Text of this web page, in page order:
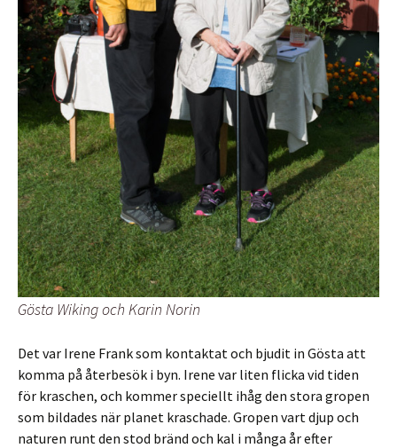
Gösta Wiking och Karin Norin
Det var Irene Frank som kontaktat och bjudit in Gösta att
komma på återbesök i byn. Irene var liten flicka vid tiden
för kraschen, och kommer speciellt ihåg den stora gropen
som bildades när planet kraschade. Gropen vart djup och
naturen runt den stod bränd och kal i många år efter